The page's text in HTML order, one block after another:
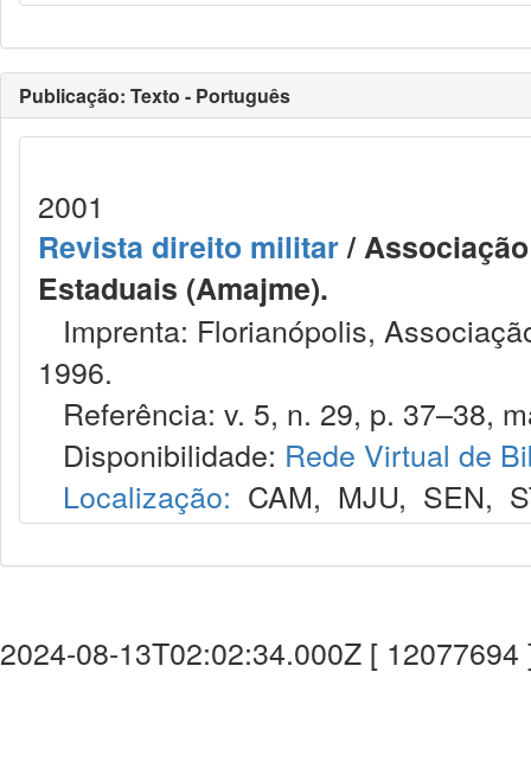
Publicação: Texto - Português
2001
Revista direito militar/
Estaduais (Amajme).
Imprenta: Florianópolis,
1996.
Referência: v. 5, n. 29, p. 37–38,
Disponibilidade: Rede Virtual de
Localização: CAM, MJU, SEN,
2024-08-13T02:02:34.000Z [ 12077694